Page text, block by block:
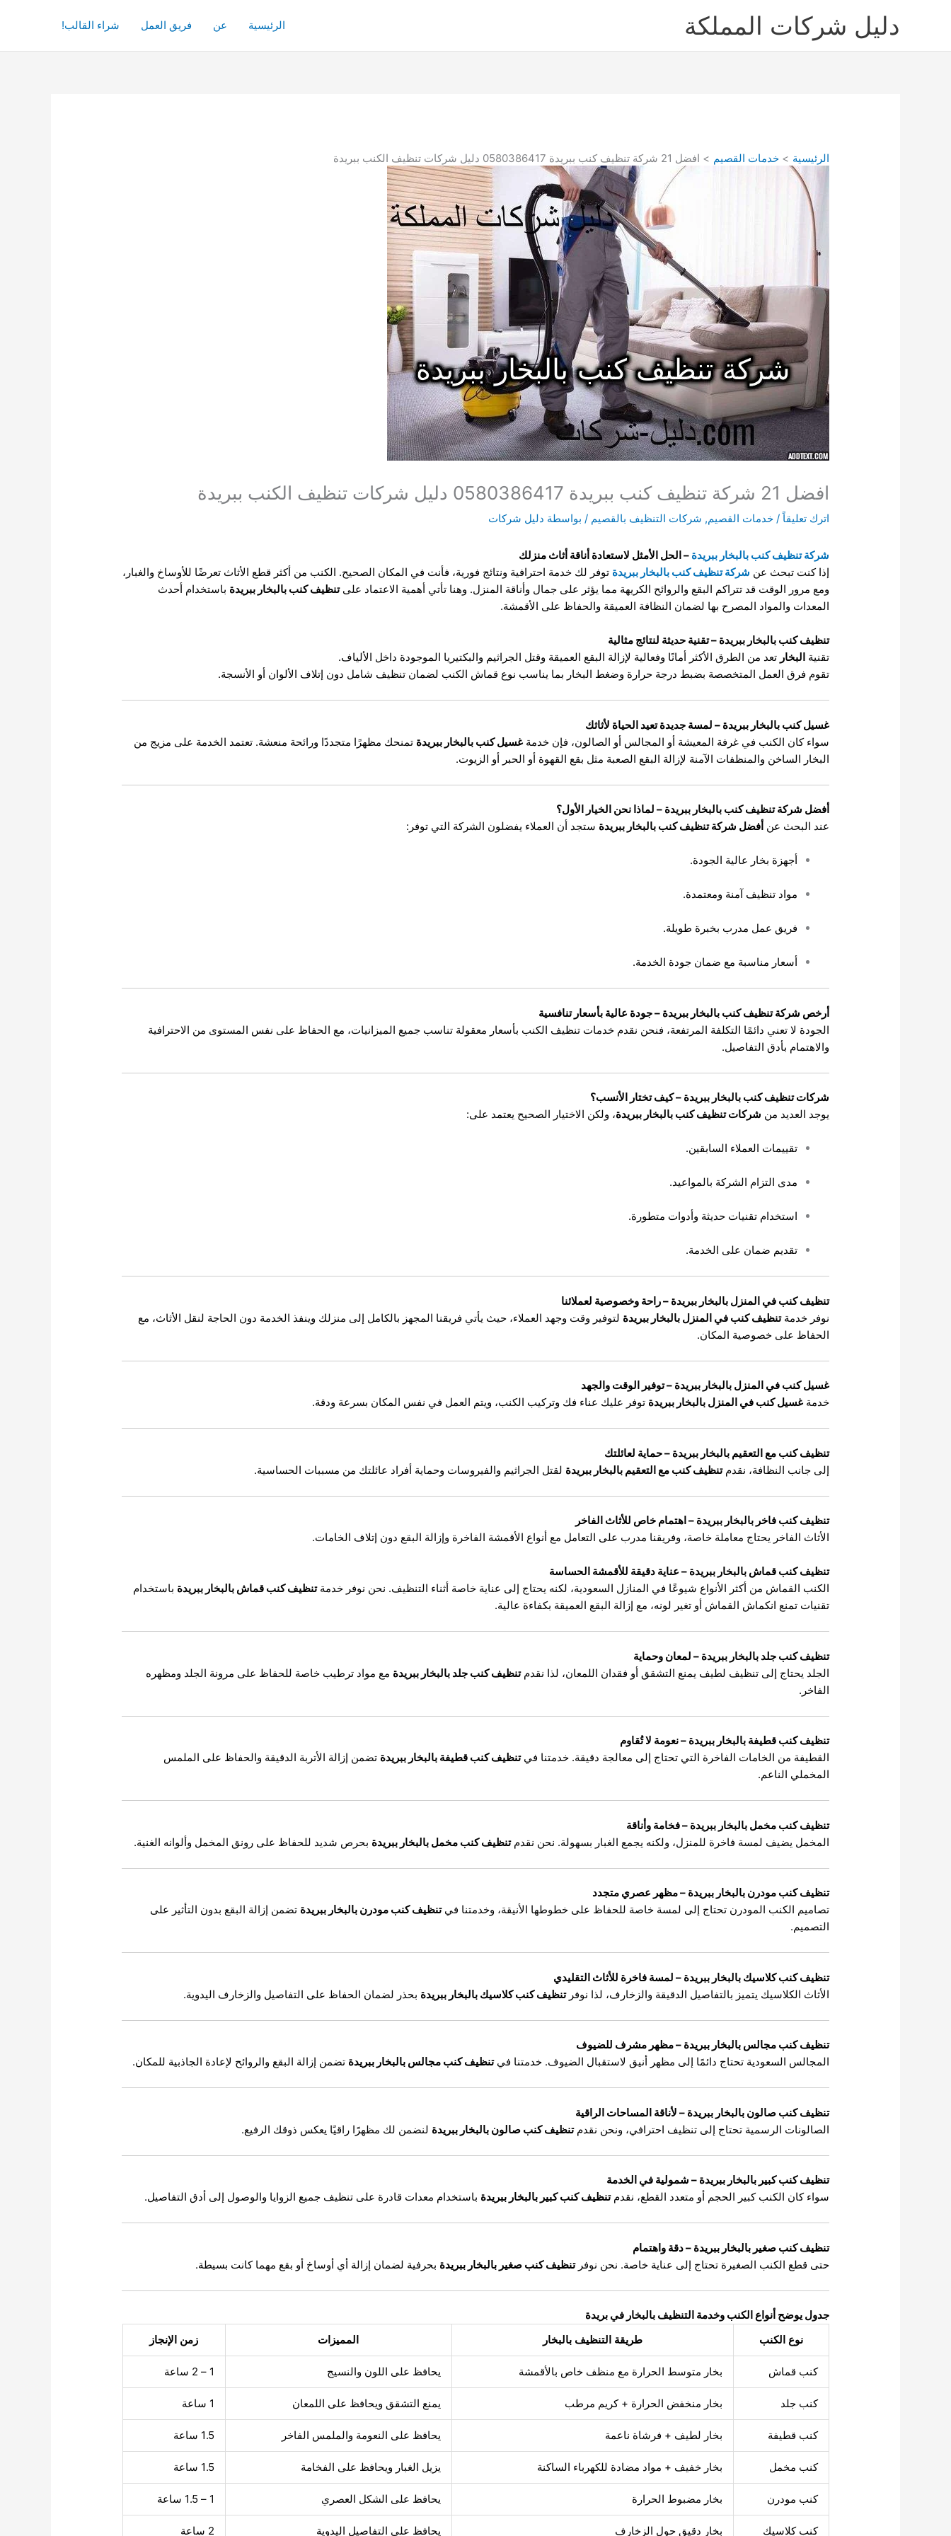
دليل شركات المملكة الرئيسية عن فريق العمل شراء القالب!
الرئيسية خدمات القصيم افضل 21 شركة تنظيف كنب ببريدة 0580386417 دليل شركات تنظيف الكنب ببريدة
افضل 21 شركة تنظيف كنب ببريدة 0580386417 دليل شركات تنظيف الكنب ببريدة
اترك تعليقاً /خدمات القصيم, شركات التنظيف بالقصيم / بواسطة دليل شركات
شركة تنظيف كنب بالبخار ببريدة – الحل الأمثل لاستعادة أناقة أثاث منزلك
إذا كنت تبحث عن شركة تنظيف كنب بالبخار ببريدة توفر لك خدمة احترافية ونتائج فورية، فأنت في المكان الصحيح. الكنب من أكثر قطع الأثاث تعرضًا للأوساخ والغبار،
ومع مرور الوقت قد تتراكم البقع والروائح الكريهة مما يؤثر على جمال وأناقة المنزل. وهنا تأتي أهمية الاعتماد علىتنظيف كنب بالبخار ببريدة باستخدام أحدث
المعدات والمواد المصرح بها لضمان النظافة العميقة والحفاظ على الأقمشة.
تنظيف كنب بالبخار ببريدة – تقنية حديثة لنتائج مثالية
تقنيةالبخار تعد من الطرق الأكثر أمانًا وفعالية لإزالة البقع العميقة وقتل الجراثيم والبكتيريا الموجودة داخل الألياف.
تقوم فرق العمل المتخصصة بضبط درجة حرارة وضغط البخار بما يناسب نوع قماش الكنب لضمان تنظيف شامل دون إتلاف الألوان أو الأنسجة.
غسيل كنب بالبخار ببريدة – لمسة جديدة تعيد الحياة لأثاثك
سواء كان الكنب في غرفة المعيشة أو المجالس أو الصالون، فإن خدمةغسيل كنب بالبخار ببريدة تمنحك مظهرًا متجددًا ورائحة منعشة. تعتمد الخدمة على مزيج من
البخار الساخن والمنظفات الآمنة لإزالة البقع الصعبة مثل بقع القهوة أو الحبر أو الزيوت.
أفضل شركة تنظيف كنب بالبخار ببريدة – لماذا نحن الخيار الأول؟
عند البحث عنأفضل شركة تنظيف كنب بالبخار ببريدة ستجد أن العملاء يفضلون الشركة التي توفر:
أجهزة بخار عالية الجودة.
مواد تنظيف آمنة ومعتمدة.
فريق عمل مدرب بخبرة طويلة.
أسعار مناسبة مع ضمان جودة الخدمة.
أرخص شركة تنظيف كنب بالبخار ببريدة – جودة عالية بأسعار تنافسية
الجودة لا تعني دائمًا التكلفة المرتفعة، فنحن نقدم خدمات تنظيف الكنب بأسعار معقولة تناسب جميع الميزانيات، مع الحفاظ على نفس المستوى من الاحترافية
والاهتمام بأدق التفاصيل.
شركات تنظيف كنب بالبخار ببريدة – كيف تختار الأنسب؟
يوجد العديد من شركات تنظيف كنب بالبخار ببريدة، ولكن الاختيار الصحيح يعتمد على:
تقييمات العملاء السابقين.
مدى التزام الشركة بالمواعيد.
استخدام تقنيات حديثة وأدوات متطورة.
تقديم ضمان على الخدمة.
تنظيف كنب في المنزل بالبخار ببريدة – راحة وخصوصية لعملائنا
نوفر خدمةتنظيف كنب في المنزل بالبخار ببريدة لتوفير وقت وجهد العملاء، حيث يأتي فريقنا المجهز بالكامل إلى منزلك وينفذ الخدمة دون الحاجة لنقل الأثاث، مع
الحفاظ على خصوصية المكان.
غسيل كنب في المنزل بالبخار ببريدة – توفير الوقت والجهد
خدمةغسيل كنب في المنزل بالبخار ببريدة توفر عليك عناء فك وتركيب الكنب، ويتم العمل في نفس المكان بسرعة ودقة.
تنظيف كنب مع التعقيم بالبخار ببريدة – حماية لعائلتك
إلى جانب النظافة، نقدمتنظيف كنب مع التعقيم بالبخار ببريدة لقتل الجراثيم والفيروسات وحماية أفراد عائلتك من مسببات الحساسية.
تنظيف كنب فاخر بالبخار ببريدة – اهتمام خاص للأثاث الفاخر
الأثاث الفاخر يحتاج معاملة خاصة، وفريقنا مدرب على التعامل مع أنواع الأقمشة الفاخرة وإزالة البقع دون إتلاف الخامات.
تنظيف كنب قماش بالبخار ببريدة – عناية دقيقة للأقمشة الحساسة
الكنب القماش من أكثر الأنواع شيوعًا في المنازل السعودية، لكنه يحتاج إلى عناية خاصة أثناء التنظيف. نحن نوفر خدمةتنظيف كنب قماش بالبخار ببريدة باستخدام
تقنيات تمنع انكماش القماش أو تغير لونه، مع إزالة البقع العميقة بكفاءة عالية.
تنظيف كنب جلد بالبخار ببريدة – لمعان وحماية
الجلد يحتاج إلى تنظيف لطيف يمنع التشقق أو فقدان اللمعان، لذا نقدمتنظيف كنب جلد بالبخار ببريدة مع مواد ترطيب خاصة للحفاظ على مرونة الجلد ومظهره
الفاخر.
تنظيف كنب قطيفة بالبخار ببريدة – نعومة لا تُقاوم
القطيفة من الخامات الفاخرة التي تحتاج إلى معالجة دقيقة. خدمتنا فيتنظيف كنب قطيفة بالبخار ببريدة تضمن إزالة الأتربة الدقيقة والحفاظ على الملمس
المخملي الناعم.
تنظيف كنب مخمل بالبخار ببريدة – فخامة وأناقة
المخمل يضيف لمسة فاخرة للمنزل، ولكنه يجمع الغبار بسهولة. نحن نقدمتنظيف كنب مخمل بالبخار ببريدة بحرص شديد للحفاظ على رونق المخمل وألوانه الغنية.
تنظيف كنب مودرن بالبخار ببريدة – مظهر عصري متجدد
تصاميم الكنب المودرن تحتاج إلى لمسة خاصة للحفاظ على خطوطها الأنيقة، وخدمتنا فيتنظيف كنب مودرن بالبخار ببريدة تضمن إزالة البقع بدون التأثير على
التصميم.
تنظيف كنب كلاسيك بالبخار ببريدة – لمسة فاخرة للأثاث التقليدي
الأثاث الكلاسيك يتميز بالتفاصيل الدقيقة والزخارف، لذا نوفرتنظيف كنب كلاسيك بالبخار ببريدة بحذر لضمان الحفاظ على التفاصيل والزخارف اليدوية.
تنظيف كنب مجالس بالبخار ببريدة – مظهر مشرف للضيوف
المجالس السعودية تحتاج دائمًا إلى مظهر أنيق لاستقبال الضيوف. خدمتنا فيتنظيف كنب مجالس بالبخار ببريدة تضمن إزالة البقع والروائح لإعادة الجاذبية للمكان.
تنظيف كنب صالون بالبخار ببريدة – لأناقة المساحات الراقية
الصالونات الرسمية تحتاج إلى تنظيف احترافي، ونحن نقدمتنظيف كنب صالون بالبخار ببريدة لنضمن لك مظهرًا راقيًا يعكس ذوقك الرفيع.
تنظيف كنب كبير بالبخار ببريدة – شمولية في الخدمة
سواء كان الكنب كبير الحجم أو متعدد القطع، نقدمتنظيف كنب كبير بالبخار ببريدة باستخدام معدات قادرة على تنظيف جميع الزوايا والوصول إلى أدق التفاصيل.
تنظيف كنب صغير بالبخار ببريدة – دقة واهتمام
حتى قطع الكنب الصغيرة تحتاج إلى عناية خاصة. نحن نوفرتنظيف كنب صغير بالبخار ببريدة بحرفية لضمان إزالة أي أوساخ أو بقع مهما كانت بسيطة.
جدول يوضح أنواع الكنب وخدمة التنظيف بالبخار في بريدة
نوع الكنب
طريقة التنظيف بالبخار المميزات زمن الإنجاز
كنب قماش بخار متوسط الحرارة مع منظف خاص بالأقمشة يحافظ على اللون والنسيج 1 – 2 ساعة
كنب جلد بخار منخفض الحرارة + كريم مرطب يمنع التشقق ويحافظ على اللمعان 1 ساعة
كنب قطيفة بخار لطيف + فرشاة ناعمة يحافظ على النعومة والملمس الفاخر 1.5 ساعة
كنب مخمل بخار خفيف + مواد مضادة للكهرباء الساكنة يزيل الغبار ويحافظ على الفخامة 1.5 ساعة
كنب مودرن بخار مضبوط الحرارة يحافظ على الشكل العصري 1 – 1.5 ساعة
كنب كلاسيك بخار دقيق حول الزخارف يحافظ على التفاصيل اليدوية 2 ساعة